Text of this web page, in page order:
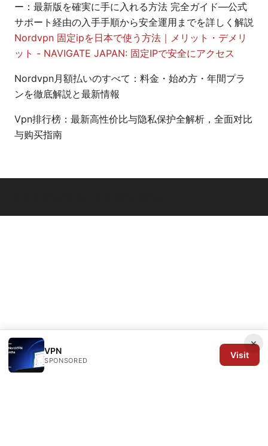
ー：最新版を確実に手に入れる方法 完全ガイド—公式
サポート経由の入手手順から安全運用までを詳しく解説
Nordvpn 固定ipを日本で使う方法｜メリット・デメリ
ット - NAVIGATE JAPAN: 固定IPで安全にアクセス
Nordvpn月額払いのすべて：料金・始め方・年間プラ
ンを徹底解説と最新情報
Vpn排行榜：最新高性价比与隐私保护全解析，全面对比
与购买指南
×
VPN
SPONSORED
Visit